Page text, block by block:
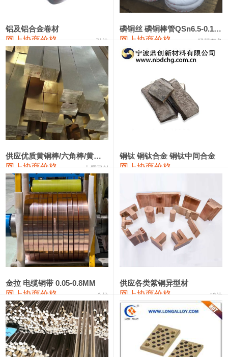
18,900—19,100 19,000 100
1#电解锰(99.7%袋装) 18,000—18,200 18,100 100
1#铬 60,000—82,000
553#硅 9,300—9,500
441#硅 9,600—9,800 9,700
3303#硅 10,300—10,500 10,400
2202#硅 14,100—14,300
金属硅3303#-2202# 10,400—14,200 12,300 0
漆包线 111,970—115,970 113,970
磷铜合金 110,800—117,600 114,200 400
无氧铜丝(硬) 109,710—110,010 109,860
R410A专用紫铜管 113,700—113,700
铸造铝合金锭(A380） 26,300—26,500 26,400 100
铝合金ADC12 24,200—24,400 100
铸造铝合金锭(ZL102) 24,300—24,500 24,400
铝及铝合金卷材
网上协商价格 弘达
磷铜丝 磷铜棒管QSn6.5-0.1 7-0.2 8-0.3
网上协商价格 联荣有色
供应优质黄铜棒/六角棒/黄铜方板
网上协商价格 十堰同创
铜钛 铜钛合金 铜钛中间合金
网上协商价格
金拉 电缆铜带 0.05-0.8MM
网上协商价格 金拉
供应各类紫铜异型材
网上协商价格 骏达